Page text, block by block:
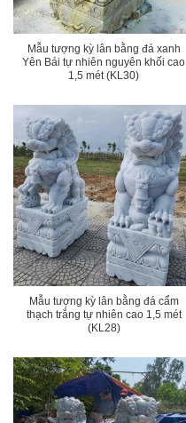
Mẫu tượng kỳ lân bằng đá xanh
Yên Bái tự nhiên nguyên khối cao
1,5 mét (KL30)
Mẫu tượng kỳ lân bằng đá cẩm
thạch trắng tự nhiên cao 1,5 mét
(KL28)